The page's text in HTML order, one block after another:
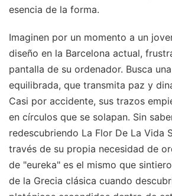
esencia de la forma.
Imaginen por un momento a un
diseño en la Barcelona actual,
pantalla de su ordenador. Busca
equilibrada, que transmita paz y
Casi por accidente, sus trazos
en círculos que se solapan. Sin
redescubriendo La Flor De La Vida
través de su propia necesidad de
de "eureka" es el mismo que
de la Grecia clásica cuando